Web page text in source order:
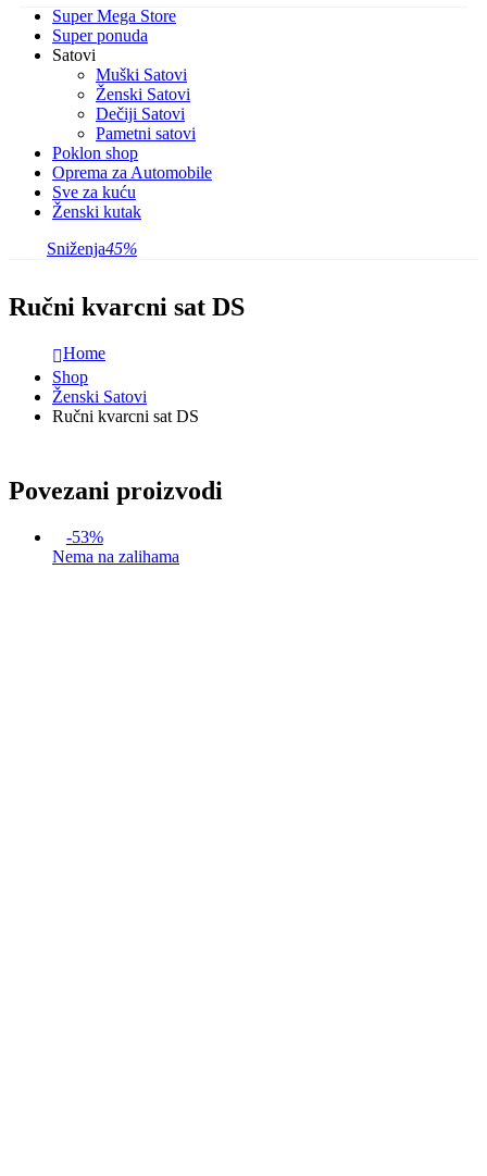
Super Mega Store
Super ponuda
Satovi
Muški Satovi
Ženski Satovi
Dečiji Satovi
Pametni satovi
Poklon shop
Oprema za Automobile
Sve za kuću
Ženski kutak
Sniženja45%
Ručni kvarcni sat DS
Home
Shop
Ženski Satovi
Ručni kvarcni sat DS
Povezani proizvodi
-53%
Nema na zalihama